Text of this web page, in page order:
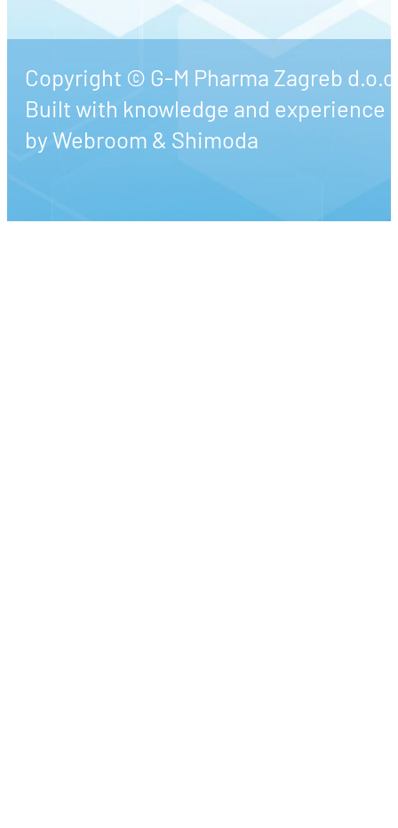
Copyright © G-M Pharma Zagreb
Built with knowledge and experience
byWebroom & Shimoda